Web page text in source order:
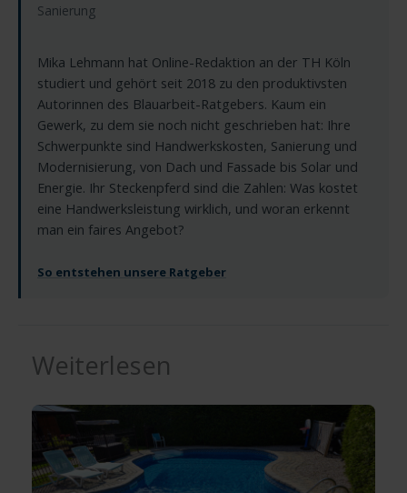
Sanierung
Mika Lehmann hat Online-Redaktion an der TH Köln
studiert und gehört seit 2018 zu den produktivsten
Autorinnen des Blauarbeit-Ratgebers. Kaum ein
Gewerk, zu dem sie noch nicht geschrieben hat: Ihre
Schwerpunkte sind Handwerkskosten, Sanierung und
Modernisierung, von Dach und Fassade bis Solar und
Energie. Ihr Steckenpferd sind die Zahlen: Was kostet
eine Handwerksleistung wirklich, und woran erkennt
man ein faires Angebot?
So entstehen unsere Ratgeber
Weiterlesen